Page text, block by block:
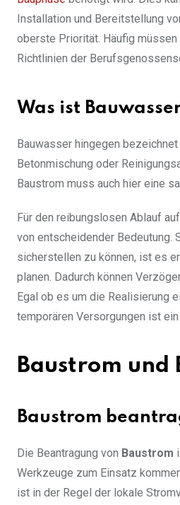
Installation und Bereitstellung
oberste Priorität. Häufig
Richtlinien der
Was ist
Bauwasser hingegen
Betonmischung oder
Baustrom muss auch hier eine
Für den reibungslosen Ablauf
von entscheidender Bedeutung.
sicherstellen zu können, ist es
planen. Dadurch können
Egal ob es um die Realisierung
temporären Versorgungen ist
Baustrom und
Baustrom
Die Beantragung von Baustrom
Werkzeuge zum Einsatz
ist in der Regel der lokale